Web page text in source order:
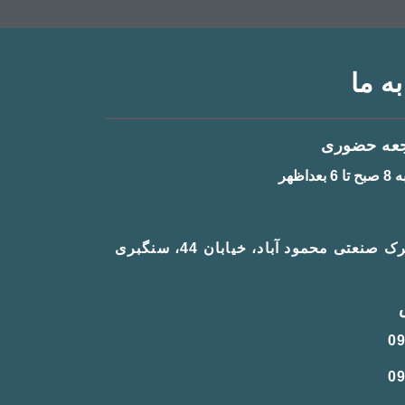
ما
حضوری
اصفهان، شهرک صنعتی محمود آباد، خیابان 44، سنگبری